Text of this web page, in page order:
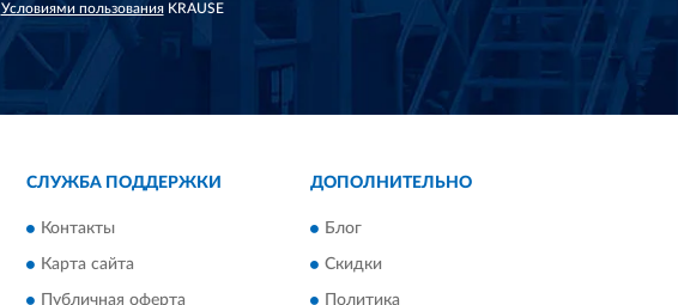
Условиями пользованияKRAUSE
СЛУЖБА ПОДДЕРЖКИ
Контакты
Карта сайта
Публичная оферта
ДОПОЛНИТЕЛЬНО
Блог
Скидки
Политика